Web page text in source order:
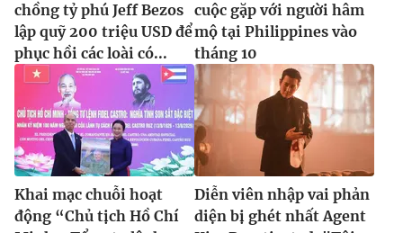
chồng tỷ phú Jeff Bezos
lập quỹ 200 triệu USD để
phục hồi các loài có...
cuộc gặp với người hâm
mộ tại Philippines vào
tháng 10
Khai mạc chuỗi hoạt
động “Chủ tịch Hồ Chí
Diễn viên nhập vai phản
diện bị ghét nhất Agent